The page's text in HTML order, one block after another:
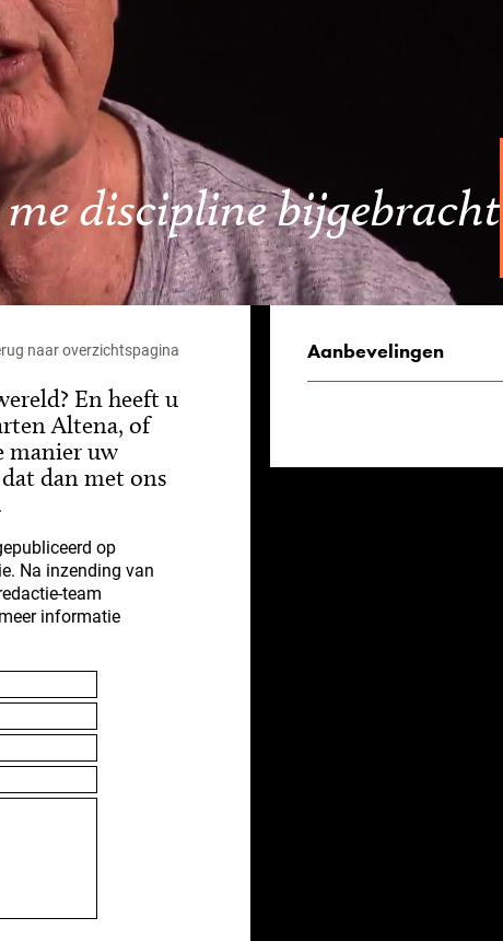
discipline bijgebracht
naar overzichtspagina
En heeft u
Altena, of
manier uw
dan met ons
op
Na inzending van
team
informatie
Aanbevelingen